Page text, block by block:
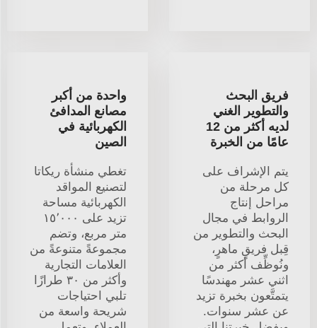
فريق البحث
والتطوير الغني
لديه أكثر من 12
عامًا من الخبرة
يتم الإشراف على
كل مرحلة من
مراحل إنتاج
الروابط في مجال
البحث والتطوير من
قِبل فريقٍ ماهرٍ،
ونُوظِّف أكثر من
اثني عشر مهندسًا
يتمتَّعون بخبرة تزيد
عن عشر سنوات.
واحدة من أكبر
مصانع المدافئ
الكهربائية في
الصين
تغطي منشأة ريكاتا
لتصنيع المواقد
الكهربائية مساحة
تزيد على ١٥٬٠٠٠
متر مربع، وتضم
مجموعةً متنوعةً من
العلامات التجارية
وأكثر من ٣٠ طرازًا
تلبي احتياجات
شريحة واسعة من